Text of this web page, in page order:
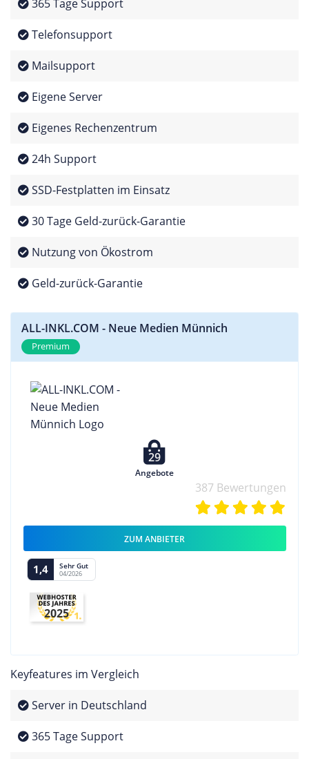
365 Tage Support
Telefonsupport
Mailsupport
Eigene Server
Eigenes Rechenzentrum
24h Support
SSD-Festplatten im Einsatz
30 Tage Geld-zurück-Garantie
Nutzung von Ökostrom
Geld-zurück-Garantie
ALL-INKL.COM - Neue Medien Münnich
Premium
29
Angebote
387 Bewertungen
ZUM ANBIETER
1,4 Sehr Gut
04/2026
2025
Keyfeatures im Vergleich
Server in Deutschland
365 Tage Support